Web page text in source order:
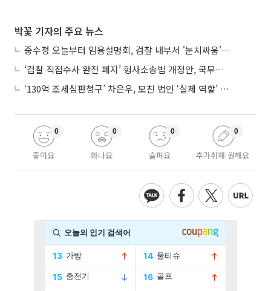
박꽃 기자의 주요 뉴스
중수청 오늘부터 임용설명회, 검찰 내부서 '눈치싸움' 기류변화도
‘검찰 직접수사 완전 폐지’ 형사소송법 개정안, 국무회의 통과
‘130억 조세심판청구’ 차은우, 모친 법인 ‘실제 역할’ 다툴 듯
좋아요
0
화나요
0
슬퍼요
0
추가취재 원해요
0